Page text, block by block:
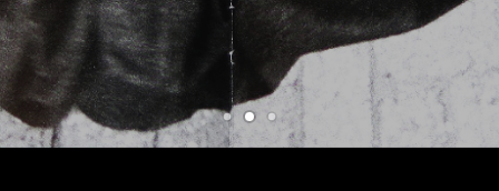
A$AP ROCKY
ATMOSPHERE
A TRIBE CALLED QUEST
AZ
BABY KEEM
BADBADNOTGOOD